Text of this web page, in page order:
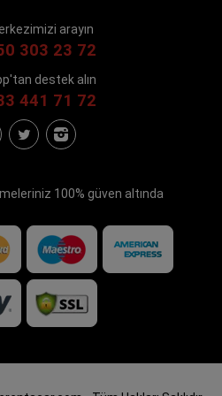
arayın
303 23 72
destek alın
441 71 72
100% güven altında